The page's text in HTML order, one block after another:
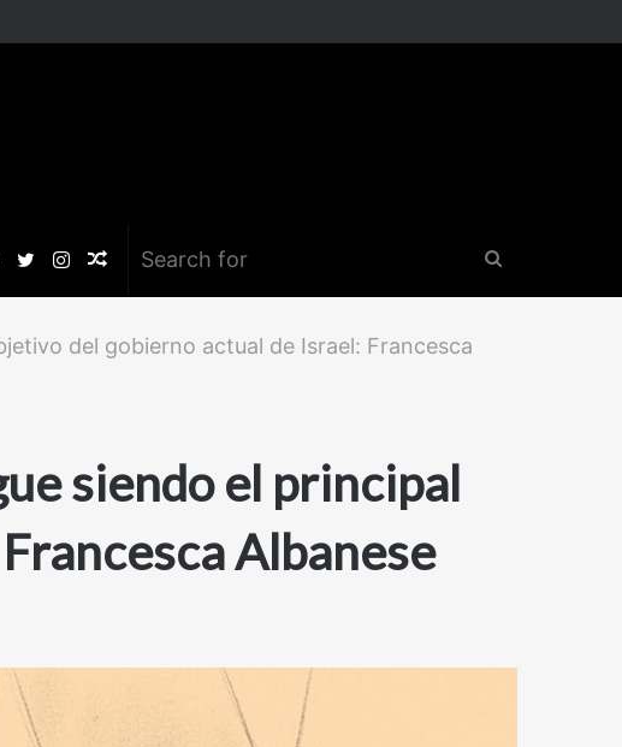
Random
Instagram
Twitter
del gobierno actual de Israel: Francesca
siendo el principal
Albanese